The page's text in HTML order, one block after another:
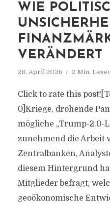
WIE
VERÄNDERT
28. April 2026 2 Min.
Click to rate this
0]Kriege, drohende
mögliche „Trump-2.0-
zunehmend die Arbeit
Zentralbanken,
diesem Hintergrund
Mitglieder befragt,
geoökonomische